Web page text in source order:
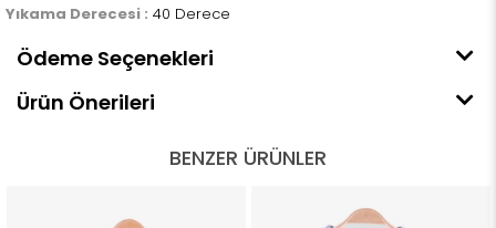
Yıkama Derecesi : 40 Derece
Ödeme Seçenekleri
Ürün Önerileri
BENZER ÜRÜNLER